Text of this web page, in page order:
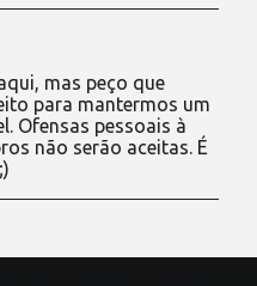
mas peço que
para mantermos um
Ofensas pessoais à
não serão aceitas. É